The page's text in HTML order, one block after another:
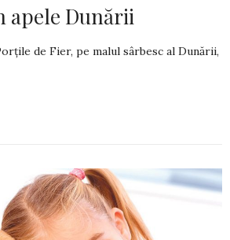
apele Dunării
de Fier, pe malul sârbesc al Dunării,